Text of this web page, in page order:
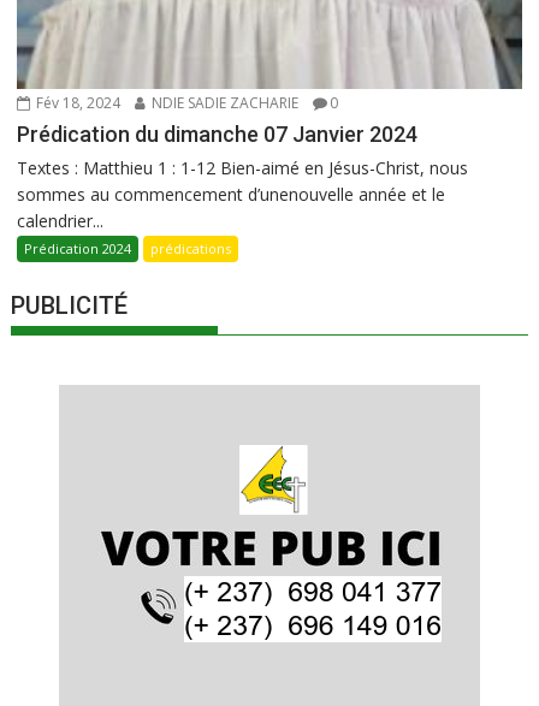
Fév 18, 2024 NDIE SADIE ZACHARIE 0
Prédication du dimanche 07 Janvier 2024
Textes : Matthieu 1 : 1-12 Bien-aimé en Jésus-Christ, nous
sommes au commencement d’unenouvelle année et le
calendrier...
Prédication 2024 prédications
PUBLICITÉ